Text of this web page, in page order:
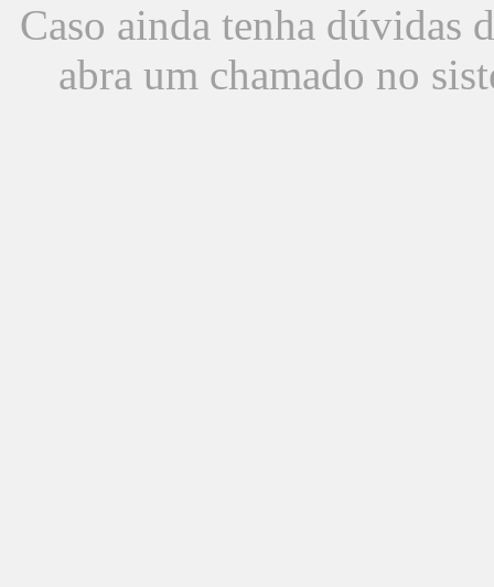
Caso ainda tenha dúvidas
abra um chamado no